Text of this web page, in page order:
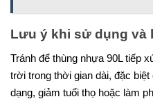
Lưu ý khi sử dụng và
Tránh để thùng nhựa 90L tiếp
trời trong thời gian dài, đặc
dạng, giảm tuổi thọ hoặc làm